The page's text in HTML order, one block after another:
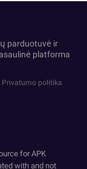
parduotuvė ir
platforma
Privatumo politika
for APK
with and not